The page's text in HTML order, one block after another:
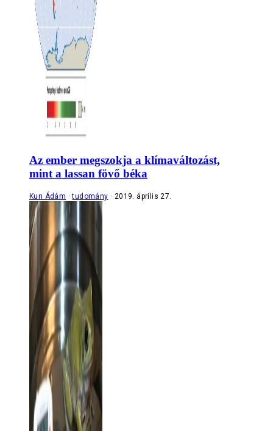
Az ember megszokja a klímaváltozást,
mint a lassan fövő béka
Kun Ádám tudomány 2019. április 27.